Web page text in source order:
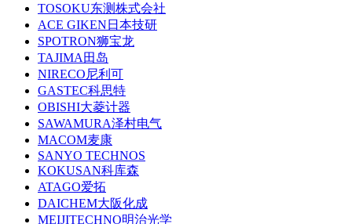
TOSOKU东测株式会社
ACE GIKEN日本技研
SPOTRON狮宝龙
TAJIMA田岛
NIRECO尼利可
GASTEC科思特
OBISHI大菱计器
SAWAMURA泽村电气
MACOM麦康
SANYO TECHNOS
KOKUSAN科库森
ATAGO爱拓
DAICHEM大阪化成
MEIJITECHNO明治光学